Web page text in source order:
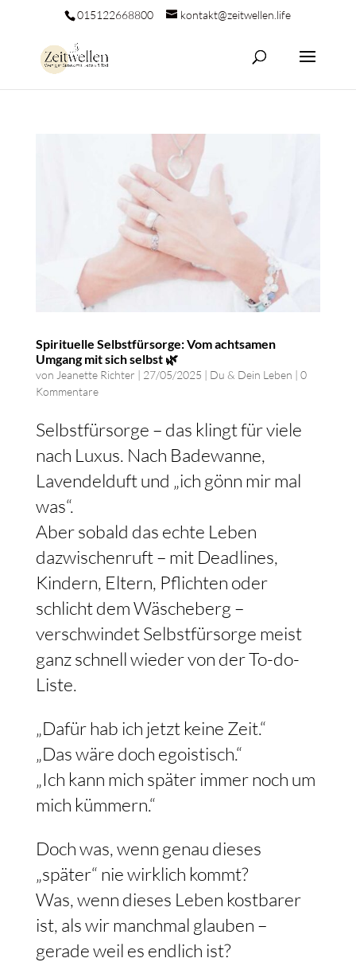
015122668800 kontakt@zeitwellen.life
Spirituelle Selbstfürsorge: Vom achtsamen
Umgang mit sich selbst 🌿
von Jeanette Richter | 27/05/2025 | Du & Dein Leben | 0
Kommentare
Selbstfürsorge – das klingt für viele
nach Luxus. Nach Badewanne,
Lavendelduft und „ich gönn mir mal
was“.
Aber sobald das echte Leben
dazwischenruft – mit Deadlines,
Kindern, Eltern, Pflichten oder
schlicht dem Wäscheberg –
verschwindet Selbstfürsorge meist
ganz schnell wieder von der To-do-
Liste.
„Dafür hab ich jetzt keine Zeit.“
„Das wäre doch egoistisch.“
„Ich kann mich später immer noch um
mich kümmern.“
Doch was, wenn genau dieses
„später“ nie wirklich kommt?
Was, wenn dieses Leben kostbarer
ist, als wir manchmal glauben –
gerade weil es endlich ist?